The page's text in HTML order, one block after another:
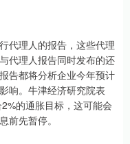
代理人的报告，这些代理
代理人报告同时发布的还
告都将分析企业今年预计
响。牛津经济研究院表
的通胀目标，这可能会
前先暂停。